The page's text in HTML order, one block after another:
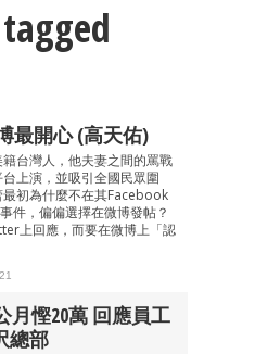
最開心 (高天佑)
台灣人，他夫妻之間的罵戰
上演，並吸引全國民眾圍
初為什麼不在其Facebook
件，偏偏選擇在微博發帖？
上回應，而要在微博上「認
月慳20萬 回應員工
總部